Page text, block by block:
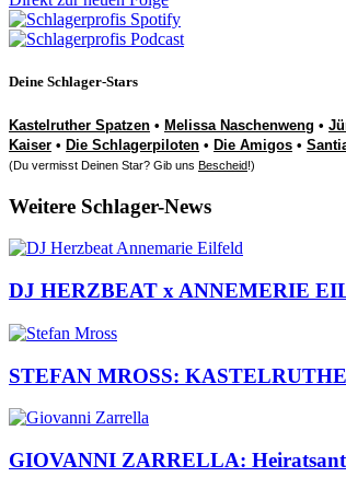
Deine Schlager-Stars
Kastelruther Spatzen • Melissa Naschenweng •
Kaiser • Die Schlagerpiloten • Die Amigos •
(Du vermisst Deinen Star? Gib uns Bescheid!)
Weitere Schlager-News
DJ HERZBEAT x ANNEMERIE
STEFAN MROSS:
GIOVANNI ZARRELLA: